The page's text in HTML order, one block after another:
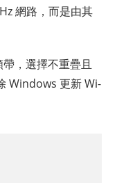
網路，而是由其
，選擇不重疊且
Windows 更新 Wi-